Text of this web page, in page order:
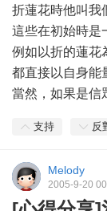
折蓮花時他叫我
這些在初始時是
例如以折的蓮花
都直接以自身能
當然，如果是信
支持 反
Melody
2005-9-20